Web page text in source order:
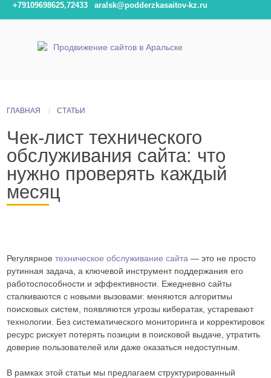
+79109698625,72433 aralsk@podderzkasaitov-kz.ru
ГЛАВНАЯ СТАТЬИ
Чек-лист технического
обслуживания сайта: что
нужно проверять каждый
месяц
Регулярное техническое обслуживание сайта — это не просто
рутинная задача, а ключевой инструмент поддержания его
работоспособности и эффективности. Ежедневно сайты
сталкиваются с новыми вызовами: меняются алгоритмы
поисковых систем, появляются угрозы кибератак, устаревают
технологии. Без систематического мониторинга и корректировок
ресурс рискует потерять позиции в поисковой выдаче, утратить
доверие пользователей или даже оказаться недоступным.
В рамках этой статьи мы предлагаем структурированный